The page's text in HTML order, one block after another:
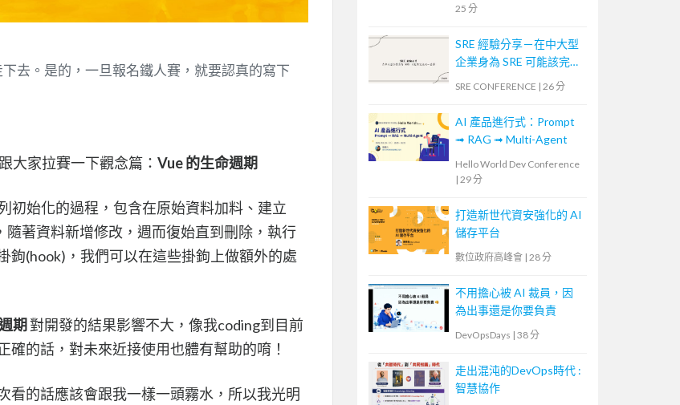
去。是的，一旦報名鐵人賽，就要認真的寫下
大家拉賽一下觀念篇： Vue 的生命週期
初始化的過程，包含在原始資料加料、建立
著資料新增修改，週而復始直到刪除，執行
鉤(hook)，我們可以在這些掛鉤上做額外的處
期 對開發的結果影響不大，像我coding到目前
的話，對未來近接使用也體有幫助的唷！
看的話應該會跟我一樣一頭霧水，所以我光明
25 分
SRE 經驗分享－在中大型
企業身為 SRE 可能該完成
SRE CONFERENCE | 26 分
AI 產品進行式：Prompt
➟ RAG ➟ Multi-Agent
Hello World Dev Conference
| 29 分
打造新世代資安強化的 AI
儲存平台
數位政府高峰會 | 28 分
不用擔心被 AI 裁員，因
為出事還是你要負責
DevOpsDays | 38 分
走出混沌的DevOps時代 :
智慧協作